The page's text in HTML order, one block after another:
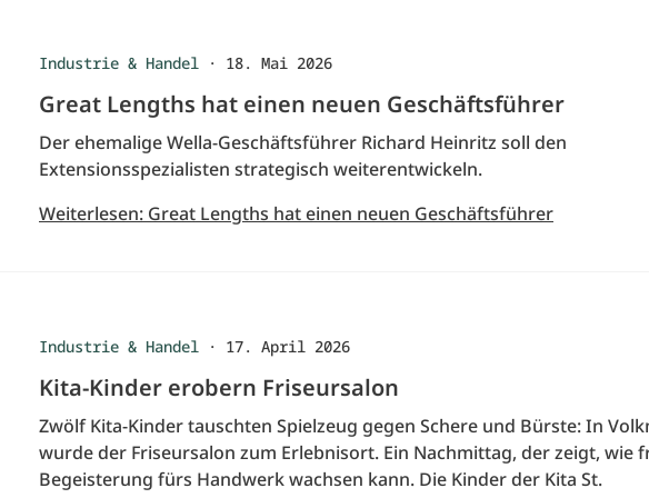
Industrie & Handel · 18. Mai 2026
Great Lengths hat einen neuen Geschäftsführer
Der ehemalige Wella-Geschäftsführer Richard Heinritz soll den
Extensionsspezialisten strategisch weiterentwickeln.
Weiterlesen: Great Lengths hat einen neuen Geschäftsführer
Industrie & Handel · 17. April 2026
Kita-Kinder erobern Friseursalon
Zwölf Kita-Kinder tauschten Spielzeug gegen Schere und Bürste: In
wurde der Friseursalon zum Erlebnisort. Ein Nachmittag, der zeigt, wie
Begeisterung fürs Handwerk wachsen kann. Die Kinder der Kita St.